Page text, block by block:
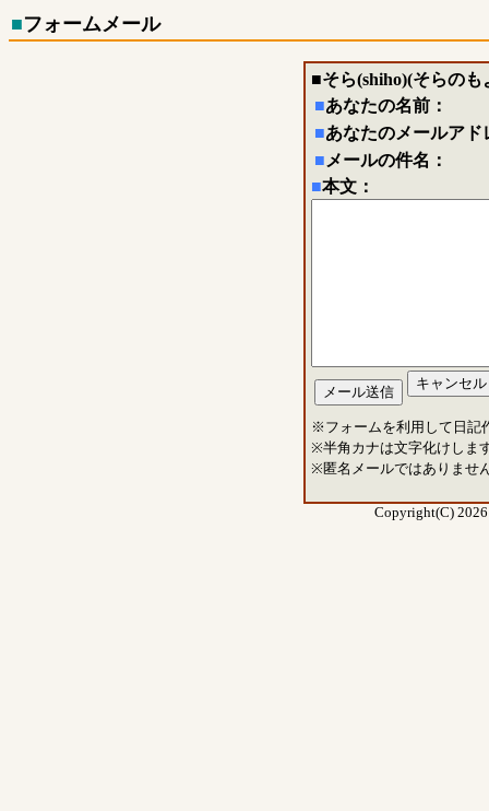
■フォームメール
■そら(shiho)(そらのも
■あなたの名前：
■あなたのメールアド
■ メールの件名：
■本文：
※フォームを利用して日記
※半角カナは文字化けしま
※匿名メールではありませ
Copyright(C)